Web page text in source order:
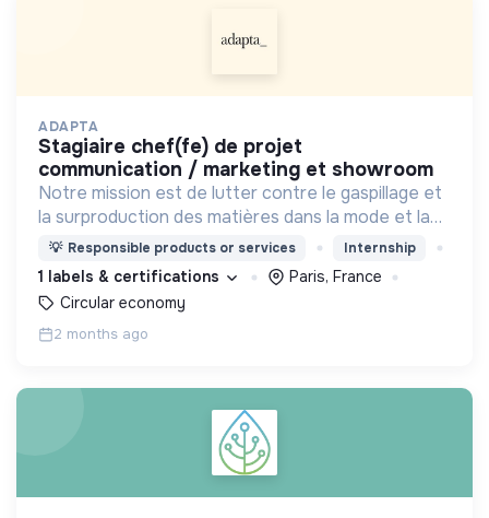
ADAPTA
stagiaire chef(fe) de projet
communication / marketing et showroom
Notre mission est de lutter contre le gaspillage et
la surproduction des matières dans la mode et la
déco.
💡 Responsible products or services Internship
1 labels & certifications
Paris, France
Circular economy
2 months ago